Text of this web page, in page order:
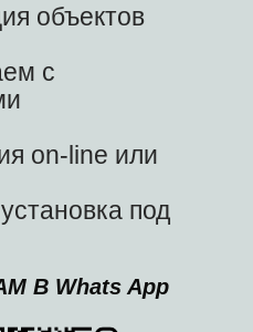
объектов
с
on-line или
под
В Whats App